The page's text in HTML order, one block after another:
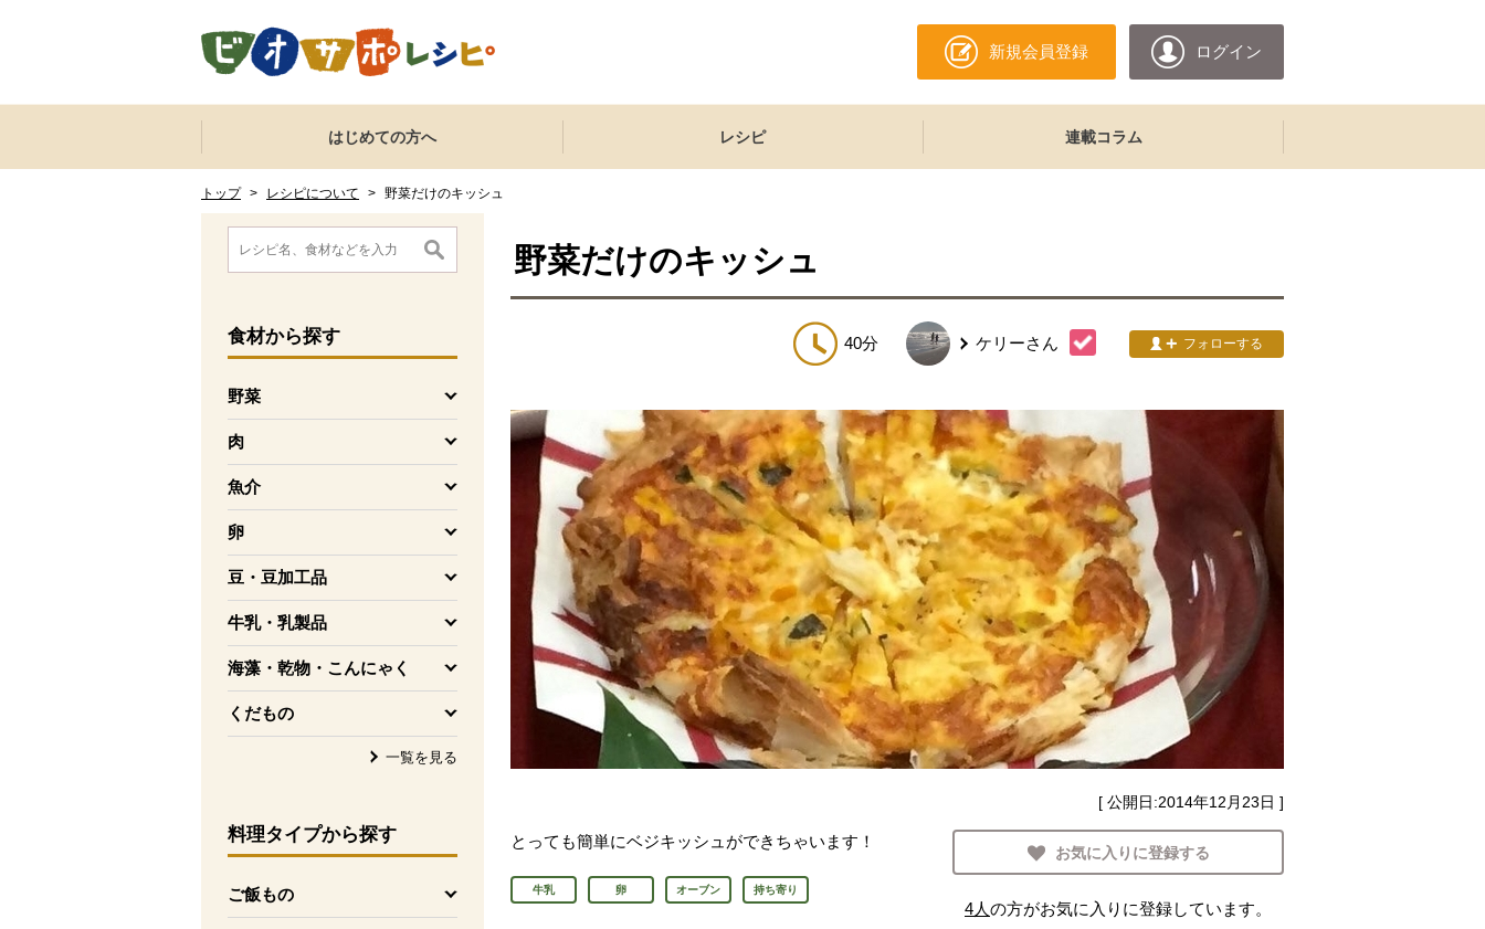
新規会員登録 ログイン
ここからサイト内共通メニューです。
サイト内共通メニューをスキップする
はじめての方へ レシピ 連載コラム
トップ > レシピについて > 野菜だけのキッシュ
ここから消費材検索メニューです。
食材から探す
野菜
を開く
肉
を開く
魚介
を開く
卵
を開く
豆・豆加工品
を開く
牛乳・乳製品
を開く
海藻・乾物・こんにゃく
を開く
くだもの
を開く
一覧を見る
料理タイプから探す
ご飯もの
を開く
消費材検索メニューここまで。
ここから本文です。
野菜だけのキッシュ
40分 ケリーさん フォローする
[ 公開日:2014年12月23日 ]
とっても簡単にベジキッシュができちゃいます！
牛乳 卵 オーブン 持ち寄り
お気に入りに登録する
4人の方がお気に入りに登録しています。